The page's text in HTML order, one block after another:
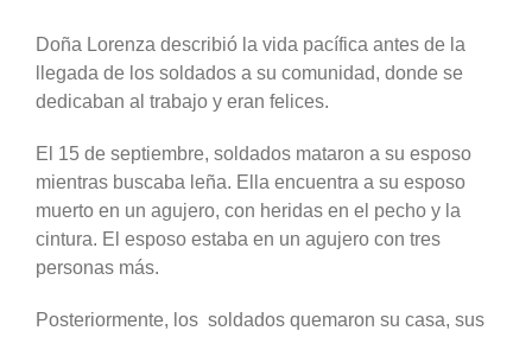
Doña Lorenza describió la vida pacífica antes de la
llegada de los soldados a su comunidad, donde se
dedicaban al trabajo y eran felices.
El 15 de septiembre, soldados mataron a su esposo
mientras buscaba leña. Ella encuentra a su esposo
muerto en un agujero, con heridas en el pecho y la
cintura. El esposo estaba en un agujero con tres
personas más.
Posteriormente, los soldados quemaron su casa, sus